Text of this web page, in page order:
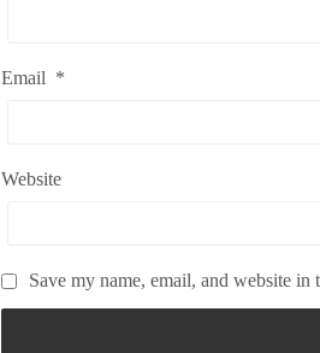
Email *
Website
Save my name, email, and website